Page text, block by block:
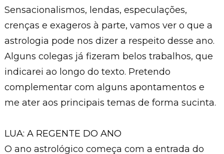
Sensacionalismos, lendas, especulações,
crenças e exageros à parte, vamos ver o que a
astrologia pode nos dizer a respeito desse ano.
Alguns colegas já fizeram belos trabalhos, que
indicarei ao longo do texto. Pretendo
complementar com alguns apontamentos e
me ater aos principais temas de forma sucinta.
LUA: A REGENTE DO ANO
O ano astrológico começa com a entrada do